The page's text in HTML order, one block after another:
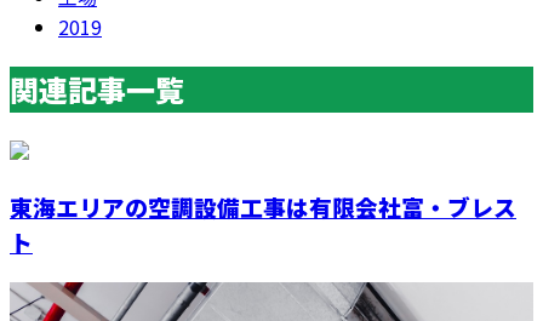
2019
関連記事一覧
東海エリアの空調設備工事は有限会社富・ブレス
ト